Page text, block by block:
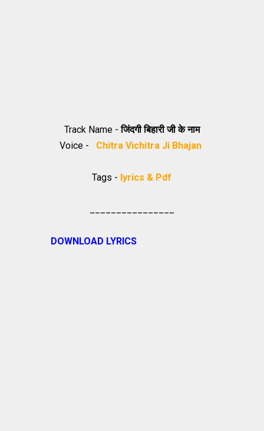
Track Name -जिंदगी बिहारी जी के नाम
Voice -
Chitra Vichitra Ji Bhajan
Tags - lyrics & Pdf
DOWNLOAD LYRICS